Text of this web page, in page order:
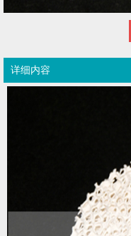
详细内容